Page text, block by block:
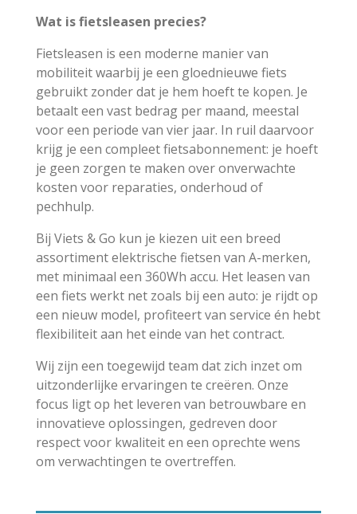
Wat is fietsleasen precies?
Fietsleasen is een moderne manier van
mobiliteit waarbij je een gloednieuwe fiets
gebruikt zonder dat je hem hoeft te kopen. Je
betaalt een vast bedrag per maand, meestal
voor een periode van vier jaar. In ruil daarvoor
krijg je een compleet fietsabonnement: je hoeft
je geen zorgen te maken over onverwachte
kosten voor reparaties, onderhoud of
pechhulp.
Bij Viets & Go kun je kiezen uit een breed
assortiment elektrische fietsen van A-merken,
met minimaal een 360Wh accu. Het leasen van
een fiets werkt net zoals bij een auto: je rijdt op
een nieuw model, profiteert van service én hebt
flexibiliteit aan het einde van het contract.
Wij zijn een toegewijd team dat zich inzet om
uitzonderlijke ervaringen te creëren. Onze
focus ligt op het leveren van betrouwbare en
innovatieve oplossingen, gedreven door
respect voor kwaliteit en een oprechte wens
om verwachtingen te overtreffen.